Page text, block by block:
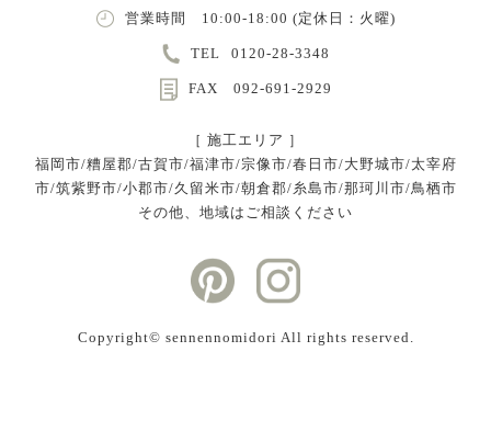
営業時間 10:00-18:00 (定休日：火曜)
TEL 0120-28-3348
FAX 092-691-2929
［ 施工エリア ］
福岡市/糟屋郡/古賀市/福津市/宗像市/春日市/大野城市/太宰府
市/筑紫野市/小郡市/久留米市/朝倉郡/糸島市/那珂川市/鳥栖市
その他、地域はご相談ください
Copyright©︎ sennennomidori All rights reserved.